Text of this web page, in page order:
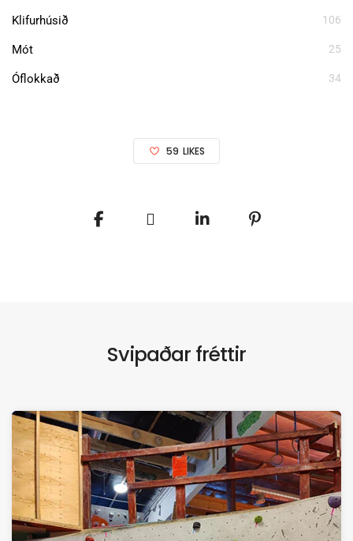
Klifurhúsið 106
Mót 25
Óflokkað 34
59 LIKES
Svipaðar fréttir